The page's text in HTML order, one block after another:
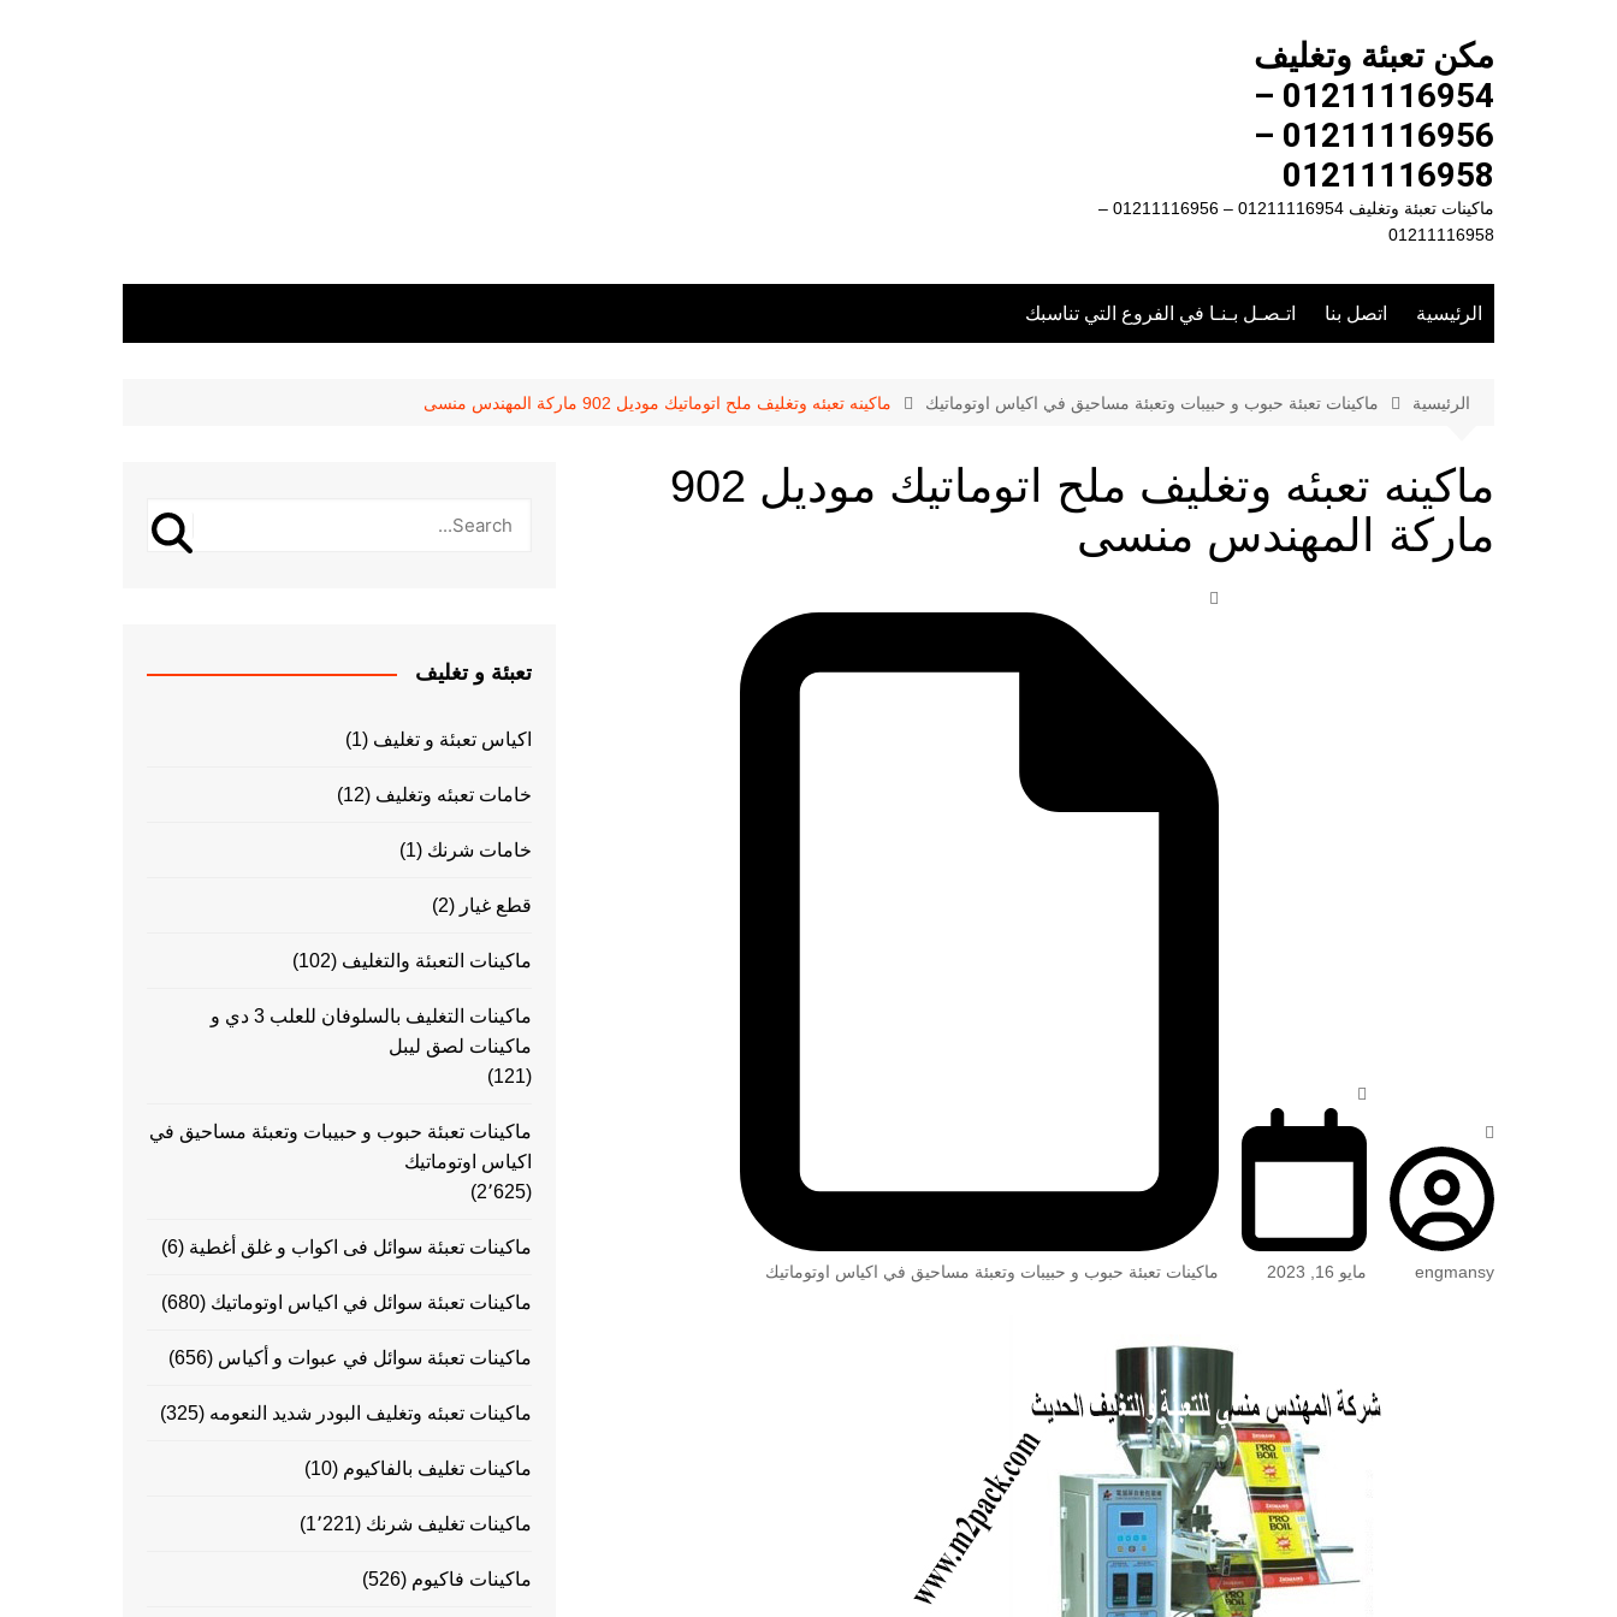
مكن تعبئة وتغليف
01211116954 –
01211116956 –
01211116958
ماكينات تعبئة وتغليف 01211116954 – 01211116956 –
01211116958
الرئيسية اتصل بنا اتـصـل بـنـا في الفروع التي تناسبك
الرئيسية ماكينات تعبئة حبوب و حبيبات وتعبئة مساحيق في اكياس اوتوماتيك ماكينه تعبئه وتغليف ملح اتوماتيك موديل 902 ماركة المهندس منسى
ماكينه تعبئه وتغليف ملح اتوماتيك موديل 902
ماركة المهندس منسى
engmansy مايو 16, 2023 ماكينات تعبئة حبوب و حبيبات وتعبئة مساحيق في اكياس اوتوماتيك
تعبئة و تغليف
اكياس تعبئة و تغليف (1)
خامات تعبئه وتغليف (12)
خامات شرنك (1)
قطع غيار (2)
ماكينات التعبئة والتغليف (102)
ماكينات التغليف بالسلوفان للعلب 3 دي و
ماكينات لصق ليبل
(121)
ماكينات تعبئة حبوب و حبيبات وتعبئة مساحيق في
اكياس اوتوماتيك
(2٬625)
ماكينات تعبئة سوائل فى اكواب و غلق أغطية (6)
ماكينات تعبئة سوائل في اكياس اوتوماتيك (680)
ماكينات تعبئة سوائل في عبوات و أكياس (656)
ماكينات تعبئه وتغليف البودر شديد النعومه (325)
ماكينات تغليف بالفاكيوم (10)
ماكينات تغليف شرنك (1٬221)
ماكينات فاكيوم (526)